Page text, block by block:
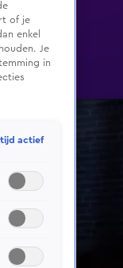
of je
enkel
Je
in
actief